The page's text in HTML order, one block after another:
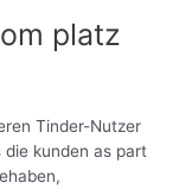
platz
Tinder-Nutzer
kunden as part